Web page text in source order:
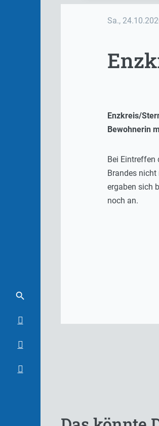
Sa.,
Enzkreis/
Bewohnerin
Bei Eintreffen
Brandes
ergaben sich
noch an.